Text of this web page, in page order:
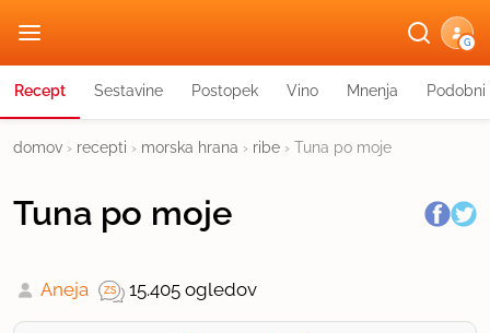
G
Recept Sestavine Postopek Vino Mnenja
domov › recepti › morska hrana › ribe › Tuna po moje
Tuna po moje
Aneja 15.405 ogledov